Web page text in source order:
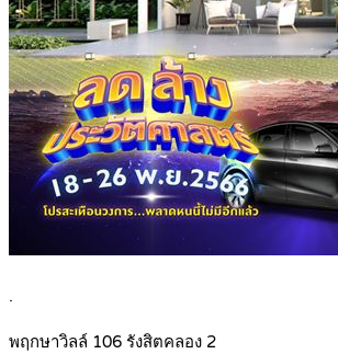
.
พฤกษาวิลล์ 106 รังสิตคลอง 2